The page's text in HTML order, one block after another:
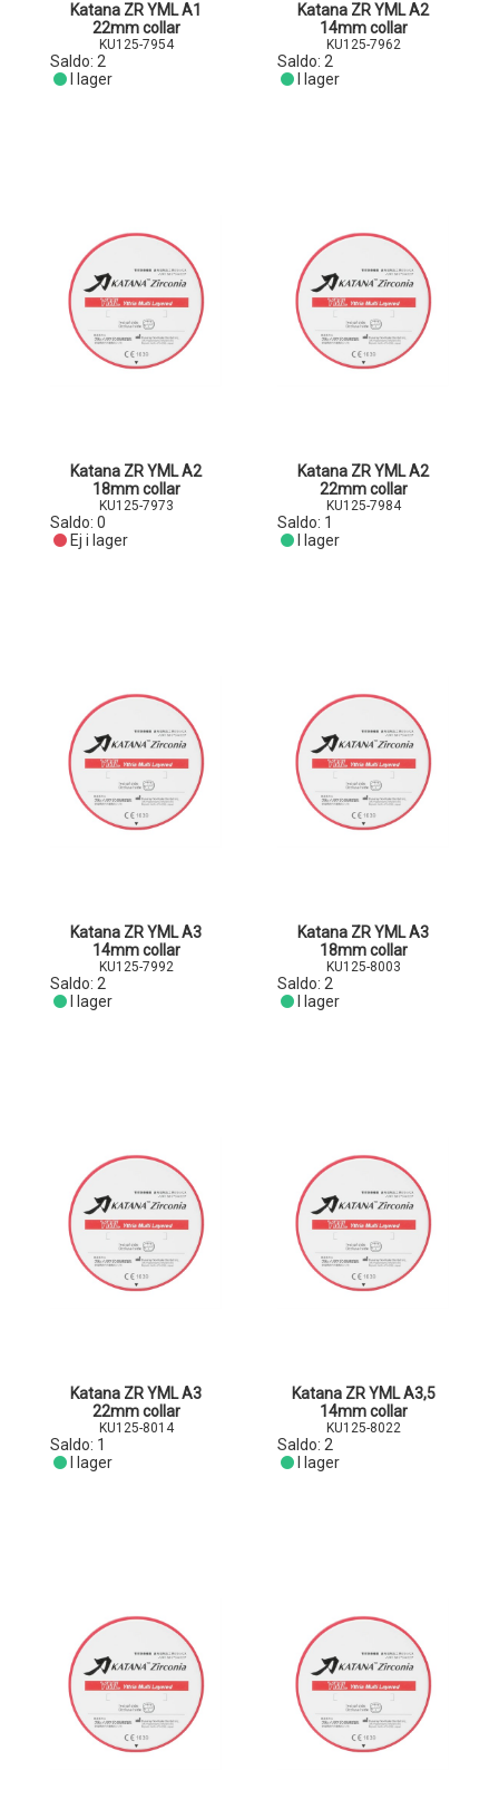
Katana ZR YML A1
22mm collar
KU125-7954
Saldo: 2
I lager
Katana ZR YML A2
14mm collar
KU125-7962
Saldo: 2
I lager
Katana ZR YML A2
18mm collar
KU125-7973
Saldo: 0
Ej i lager
Katana ZR YML A2
22mm collar
KU125-7984
Saldo: 1
I lager
Katana ZR YML A3
14mm collar
KU125-7992
Saldo: 2
I lager
Katana ZR YML A3
18mm collar
KU125-8003
Saldo: 2
I lager
Katana ZR YML A3
22mm collar
KU125-8014
Saldo: 1
I lager
Katana ZR YML A3,5
14mm collar
KU125-8022
Saldo: 2
I lager